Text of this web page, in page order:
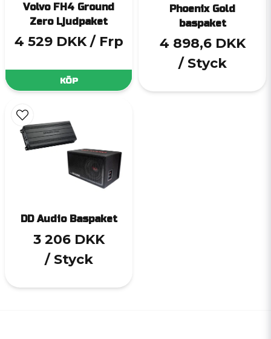
Volvo FH4 Ground
Zero Ljudpaket
4 529 DKK / Frp
KÖP
Phoenix Gold
baspaket
4 898,6 DKK
/ Styck
DD Audio Baspaket
3 206 DKK
/ Styck